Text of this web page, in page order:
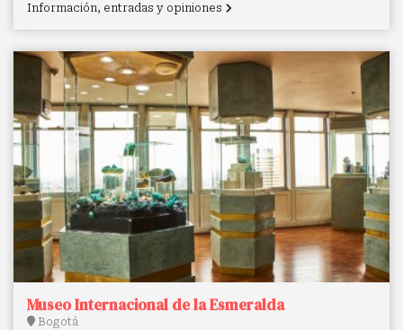
Información, entradas y opiniones
Museo Internacional de la Esmeralda
Bogotá